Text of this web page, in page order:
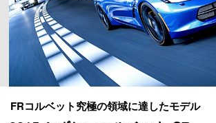
FRコルベット究極の領域に達したモデル